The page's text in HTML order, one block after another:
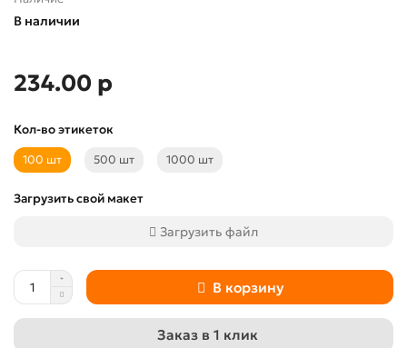
В наличии
234.00 р
Кол-во этикеток
100 шт 500 шт 1000 шт
Загрузить свой макет
Загрузить файл
В корзину
Заказ в 1 клик